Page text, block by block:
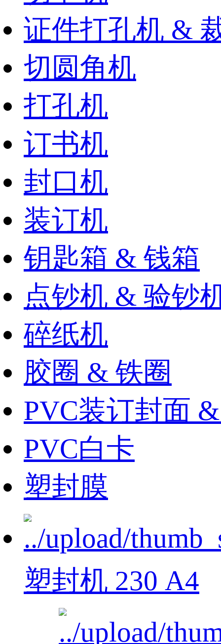
证件打孔机 &
切圆角机
打孔机
订书机
封口机
装订机
钥匙箱 & 钱箱
点钞机 & 验钞
碎纸机
胶圈 & 铁圈
PVC装订封面
PVC白卡
塑封膜
塑封机 230 A4